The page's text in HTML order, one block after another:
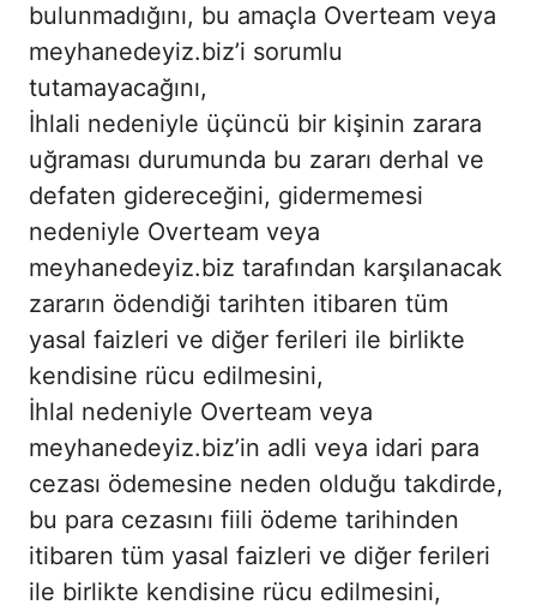
bulunmadığını, bu amaçla Overteam veya
meyhanedeyiz.biz’i sorumlu
tutamayacağını,
İhlali nedeniyle üçüncü bir kişinin zarara
uğraması durumunda bu zararı derhal ve
defaten gidereceğini, gidermemesi
nedeniyle Overteam veya
meyhanedeyiz.biz tarafından karşılanacak
zararın ödendiği tarihten itibaren tüm
yasal faizleri ve diğer ferileri ile birlikte
kendisine rücu edilmesini,
İhlal nedeniyle Overteam veya
meyhanedeyiz.biz’in adli veya idari para
cezası ödemesine neden olduğu takdirde,
bu para cezasını fiili ödeme tarihinden
itibaren tüm yasal faizleri ve diğer ferileri
ile birlikte kendisine rücu edilmesini,